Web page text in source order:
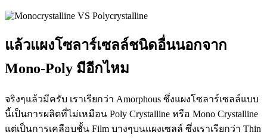
แล้วแผงโซลาร์เซลล์ชนิดอื่นนอกจาก
Mono-Poly มีอีกไหม
จริงๆแล้วมีครับ เราเรียกว่า Amorphous ซึ่งแผงโซลาร์เซลล์แบบ
นี้เป็นการผลิตที่ไม่เหมือน Poly Crystalline หรือ Mono Crystalline
แต่เป็นการเคลือบชั้น Film บางๆบนแผงเซลล์ ซึ่งเราเรียกว่า Thin